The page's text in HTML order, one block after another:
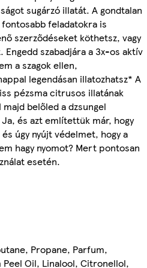
sugárzó illatát. A gondtalan
feladatokra is
szerződéseket köthetsz, vagy
szabadjára a 3x-os aktív
a szagok ellen,
legendásan illatozhatsz* A
pézsma citrusos illatának
belőled a dzsungel
és azt említettük már, hogy
úgy nyújt védelmet, hogy a
hagy nyomot? Mert pontosan
esetén.
Propane, Parfum,
Oil, Linalool, Citronellol,